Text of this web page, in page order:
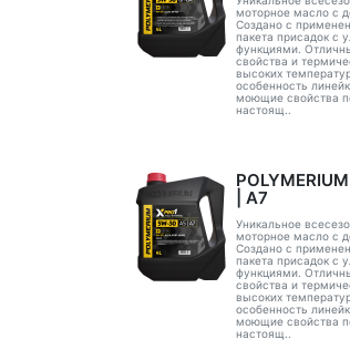
моторное масло с
Создано с
пакета присадок
функциями.
свойства и
высоких
особенность
моющие свойства
настоящ..
| А7
Уникальное
моторное масло с
Создано с
пакета присадок
функциями.
свойства и
высоких
особенность
моющие свойства
настоящ..